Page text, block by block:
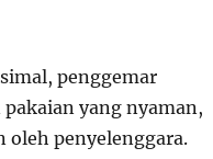
penggemar
yang nyaman,
penyelenggara.